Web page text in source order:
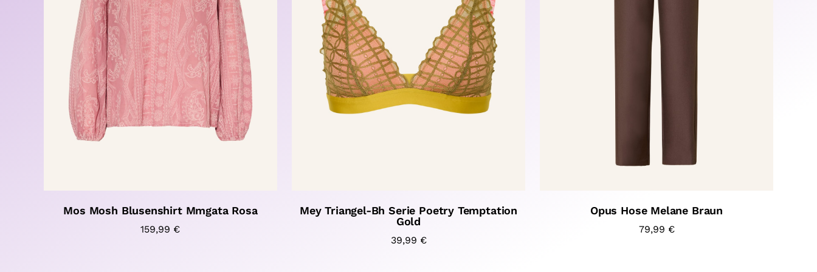
Mos Mosh Blusenshirt Mmgata Rosa
159,99 €
Mey Triangel-Bh Serie Poetry Temptation
Gold
39,99 €
Opus Hose Melane Braun
79,99 €